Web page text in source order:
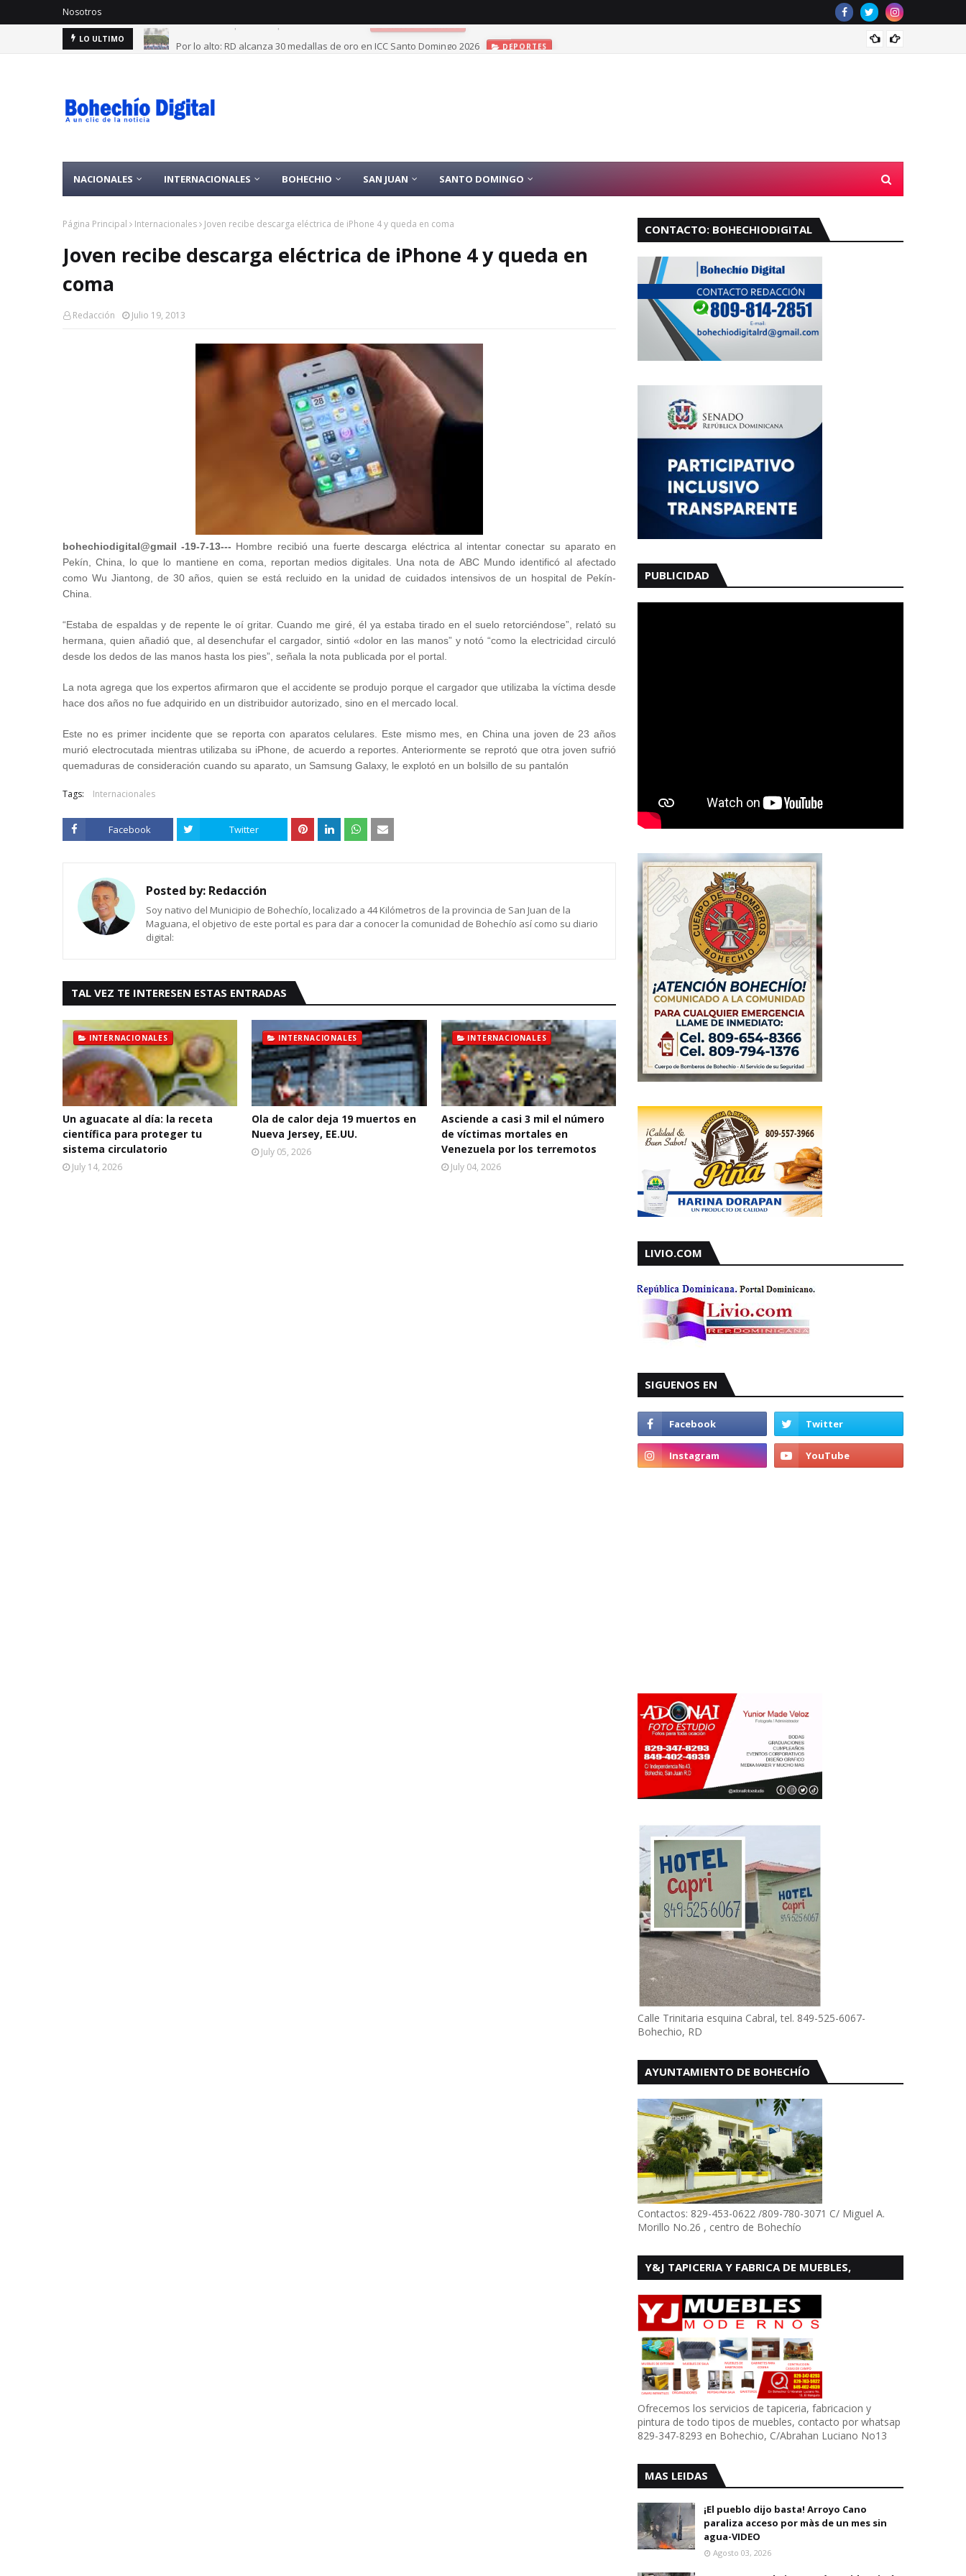
Nosotros
LO ULTIMO DEPORTES
NACIONALES INTERNACIONALES BOHECHIO SAN JUAN SANTO DOMINGO
Página Principal Internacionales Joven recibe descarga eléctrica de iPhone 4 y queda en coma
Joven recibe descarga eléctrica de iPhone 4 y queda en
coma
Redacción Julio 19, 2013
bohechiodigital@gmail -19-7-13--- Hombre recibió una fuerte descarga eléctrica al intentar conectar su aparato en
Pekín, China, lo que lo mantiene en coma, reportan medios digitales. Una nota de ABC Mundo identificó al afectado
como Wu Jiantong, de 30 años, quien se está recluido en la unidad de cuidados intensivos de un hospital de Pekín-
China.
“Estaba de espaldas y de repente le oí gritar. Cuando me giré, él ya estaba tirado en el suelo retorciéndose”, relató su
hermana, quien añadió que, al desenchufar el cargador, sintió «dolor en las manos” y notó “como la electricidad circuló
desde los dedos de las manos hasta los pies”, señala la nota publicada por el portal.
La nota agrega que los expertos afirmaron que el accidente se produjo porque el cargador que utilizaba la víctima desde
hace dos años no fue adquirido en un distribuidor autorizado, sino en el mercado local.
Este no es primer incidente que se reporta con aparatos celulares. Este mismo mes, en China una joven de 23 años
murió electrocutada mientras utilizaba su iPhone, de acuerdo a reportes. Anteriormente se reprotó que otra joven sufrió
quemaduras de consideración cuando su aparato, un Samsung Galaxy, le explotó en un bolsillo de su pantalón
Tags: Internacionales
Facebook Twitter
Posted by: Redacción
Soy nativo del Municipio de Bohechío, localizado a 44 Kilómetros de la provincia de San Juan de la
Maguana, el objetivo de este portal es para dar a conocer la comunidad de Bohechío así como su diario
digital:
TAL VEZ TE INTERESEN ESTAS ENTRADAS
INTERNACIONALES
Un aguacate al día: la receta
científica para proteger tu
sistema circulatorio
July 14, 2026
INTERNACIONALES
Ola de calor deja 19 muertos en
Nueva Jersey, EE.UU.
July 05, 2026
INTERNACIONALES
Asciende a casi 3 mil el número
de víctimas mortales en
Venezuela por los terremotos
July 04, 2026
CONTACTO: BOHECHIODIGITAL
PUBLICIDAD
LIVIO.COM
SIGUENOS EN
Calle Trinitaria esquina Cabral, tel. 849-525-6067-
Bohechio, RD
AYUNTAMIENTO DE BOHECHÍO
Contactos: 829-453-0622 /809-780-3071 C/ Miguel A.
Morillo No.26 , centro de Bohechío
Y&J TAPICERIA Y FABRICA DE MUEBLES,
Ofrecemos los servicios de tapiceria, fabricacion y
pintura de todo tipos de muebles, contacto por whatsap
829-347-8293 en Bohechio, C/Abrahan Luciano No13
MAS LEIDAS
¡El pueblo dijo basta! Arroyo Cano
paraliza acceso por màs de un mes sin
agua-VIDEO
Agosto 03, 2026